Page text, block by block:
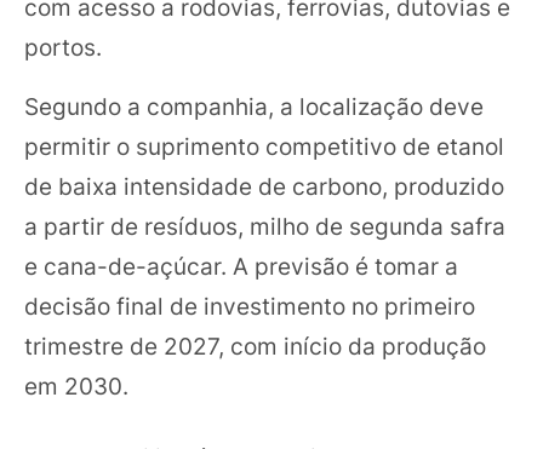
com acesso a rodovias, ferrovias, dutovias e
portos.
Segundo a companhia, a localização deve
permitir o suprimento competitivo de etanol
de baixa intensidade de carbono, produzido
a partir de resíduos, milho de segunda safra
e cana-de-açúcar. A previsão é tomar a
decisão final de investimento no primeiro
trimestre de 2027, com início da produção
em 2030.